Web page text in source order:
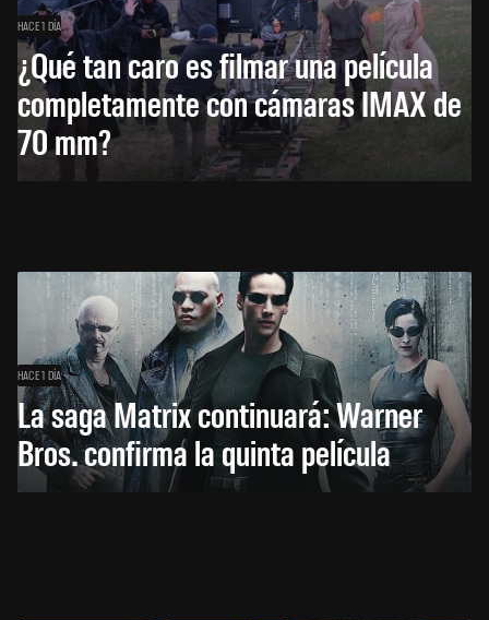
HACE 1 DÍA
¿Qué tan caro es filmar una película
completamente con cámaras IMAX de
70 mm?
HACE 1 DÍA
La saga Matrix continuará: Warner
Bros. confirma la quinta película